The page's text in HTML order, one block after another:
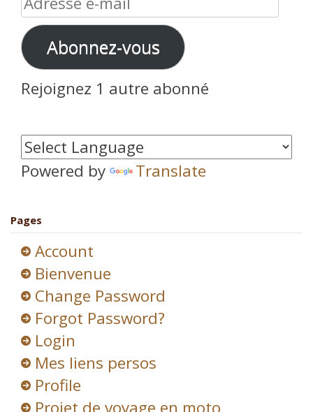
e-
mailAbonnez-vous
Rejoignez 1 autre abonné
Powered by Translate
Pages
Account
Bienvenue
Change Password
Forgot Password?
Login
Mes liens persos
Profile
Projet de voyage en moto